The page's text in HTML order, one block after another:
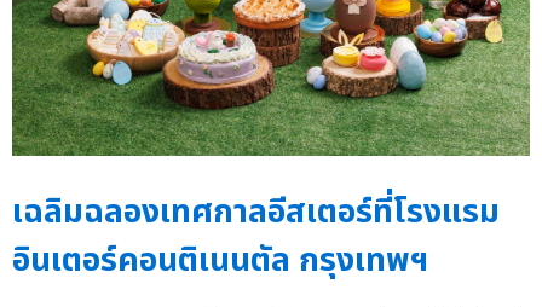
เฉลิมฉลองเทศกาลอีสเตอร์ที่โรงแรม
อินเตอร์คอนติเนนตัล กรุงเทพฯ